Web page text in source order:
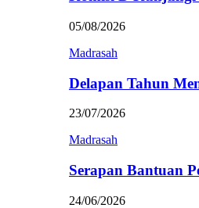
05/08/2026
Madrasah
Delapan Tahun
23/07/2026
Madrasah
Serapan Bantuan
24/06/2026